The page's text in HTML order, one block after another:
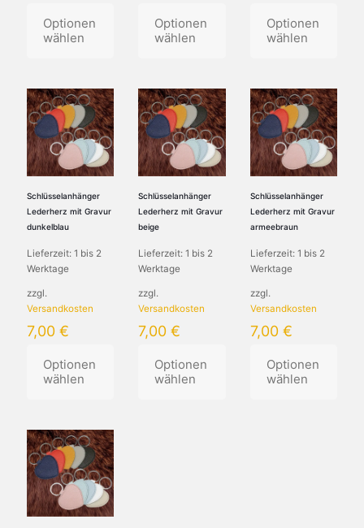
Optionen
wählen
Produkt
weist
mehrere
Varianten
auf.
Die
Optionen
können
auf
der
gewählt
werden
Optionen
wählen
Produkt
weist
mehrere
Varianten
auf.
Die
Optionen
können
auf
der
gewählt
werden
Optionen
wählen
Produkt
weist
mehrere
Varianten
auf.
Die
Optionen
können
auf
der
gewählt
werden
Schlüsselanhänger
Lederherz mit Gravur
dunkelblau
Lieferzeit: 1 bis 2
Werktage
zzgl.
Versandkosten
7,00 €
Optionen
wählen
Produkt
weist
mehrere
Varianten
auf.
Die
Optionen
Schlüsselanhänger
Lederherz mit Gravur
beige
Lieferzeit:1 bis 2
Werktage
zzgl.
Versandkosten
7,00€
Optionen
wählen
Schlüsselanhänger
Lederherz mit Gravur
armeebraun
Lieferzeit: 1 bis 2
Werktage
zzgl.
Versandkosten
7,00 €
Optionen
wählen